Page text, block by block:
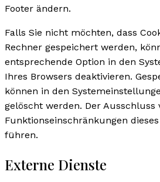
Footer ändern.
Falls Sie nicht möchten, dass
Rechner gespeichert werden,
entsprechende Option in den
Ihres Browsers deaktivieren.
können in den
gelöscht werden. Der Ausschluss
Funktionseinschränkungen
führen.
Externe Dienste